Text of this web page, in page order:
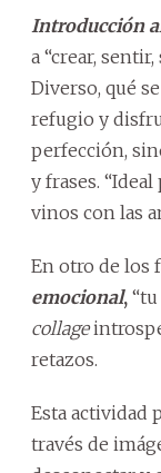
Introducción
a “crear,
Diverso, qué
refugio y
perfección,
y frases.
vinos con las
En otro de los
emocional, “tu
collage
retazos.
Esta actividad
través de